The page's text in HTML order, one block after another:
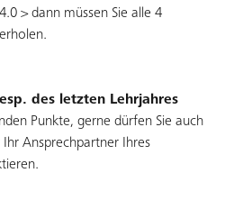
> dann müssen Sie alle 4
des letzten Lehrjahres
Punkte, gerne dürfen Sie auch
Ansprechpartner Ihres